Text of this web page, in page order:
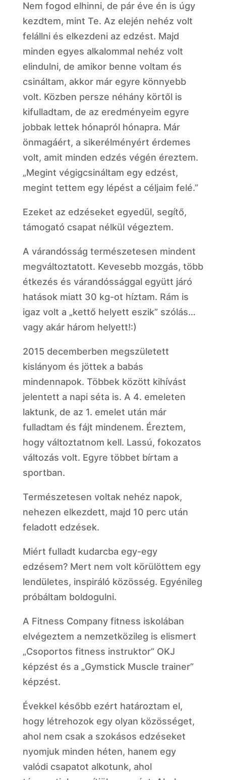
Nem fogod elhinni, de pár éve én is úgy
kezdtem, mint Te. Az elején nehéz volt
felállni és elkezdeni az edzést. Majd
minden egyes alkalommal nehéz volt
elindulni, de amikor benne voltam és
csináltam, akkor már egyre könnyebb
volt. Közben persze néhány körtől is
kifulladtam, de az eredményeim egyre
jobbak lettek hónapról hónapra. Már
önmagáért, a sikerélményért érdemes
volt, amit minden edzés végén éreztem.
„Megint végigcsináltam egy edzést,
megint tettem egy lépést a céljaim felé.”
Ezeket az edzéseket egyedül, segítő,
támogató csapat nélkül végeztem.
A várandósság természetesen mindent
megváltoztatott. Kevesebb mozgás, több
étkezés és várandóssággal együtt járó
hatások miatt 30 kg-ot híztam. Rám is
igaz volt a „kettő helyett eszik” szólás…
vagy akár három helyett!:)
2015 decemberben megszületett
kislányom és jöttek a babás
mindennapok. Többek között kihívást
jelentett a napi séta is. A 4. emeleten
laktunk, de az 1. emelet után már
fulladtam és fájt mindenem. Éreztem,
hogy változtatnom kell. Lassú, fokozatos
változás volt. Egyre többet bírtam a
sportban.
Természetesen voltak nehéz napok,
nehezen elkezdett, majd 10 perc után
feladott edzések.
Miért fulladt kudarcba egy-egy
edzésem? Mert nem volt körülöttem egy
lendületes, inspiráló közösség. Egyénileg
próbáltam boldogulni.
A Fitness Company fitness iskolában
elvégeztem a nemzetközileg is elismert
„Csoportos fitness instruktor” OKJ
képzést és a „Gymstick Muscle trainer”
képzést.
Évekkel később ezért határoztam el,
hogy létrehozok egy olyan közösséget,
ahol nem csak a szokásos edzéseket
nyomjuk minden héten, hanem egy
valódi csapatot alkotunk, ahol